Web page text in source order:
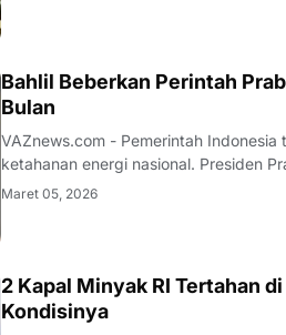
Bahlil Beberkan Perintah
Bulan
VAZnews.com - Pemerintah
ketahanan energi nasional. Presiden
minyak (BBM) nasional ditingkatkan
Maret 05, 2026
2 Kapal Minyak RI Tertahan
Kondisinya